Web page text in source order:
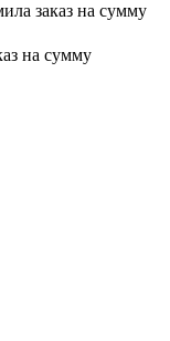
заказ на сумму
на сумму